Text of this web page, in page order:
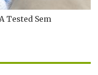
Tested Sem